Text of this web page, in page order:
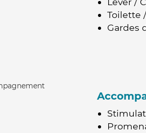
Toilette
Gardes